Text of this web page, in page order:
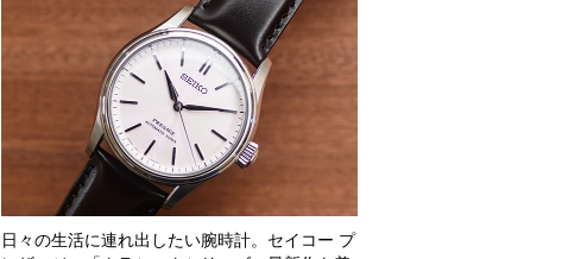
日々の生活に連れ出したい腕時計。セイコー プ